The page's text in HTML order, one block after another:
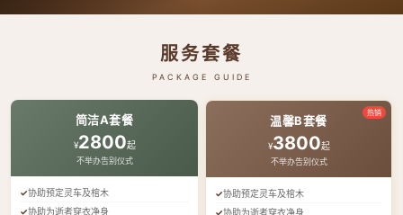
服务套餐
PACKAGE GUIDE
简洁A套餐
¥2800起
不举办告别仪式
协助预定灵车及棺木
协助为逝者穿衣净身
热销
温馨B套餐
¥3800起
不举办告别仪式
协助预定灵车及棺木
协助为逝者穿衣净身